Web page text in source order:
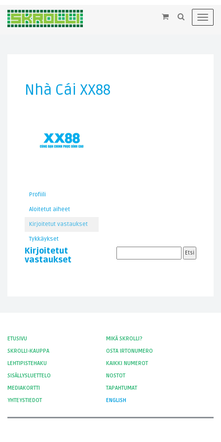
×
Nhà Cái XX88
Profiili
Aloitetut aiheet
Kirjoitetut vastaukset
Tykkäykset
Kirjoitetut
vastaukset
ETUSIVU
MIKÄ SKROLLI?
SKROLLI-KAUPPA
OSTA IRTONUMERO
LEHTIPISTEHAKU
KAIKKI NUMEROT
SISÄLLYSLUETTELO
NOSTOT
MEDIAKORTTI
TAPAHTUMAT
YHTEYSTIEDOT
ENGLISH